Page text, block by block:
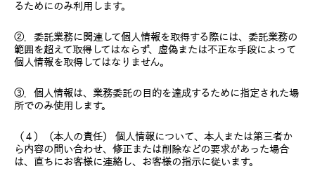
るためにのみ利用します。
②．委託業務に関連して個人情報を取得する際には、委託業務の
範囲を超えて取得してはならず、虚偽または不正な手段によって
個人情報を取得してはなりません。
③．個人情報は、業務委託の目的を達成するために指定された場
所でのみ使用します。
（４）（本人の責任） 個人情報について、本人または第三者か
ら内容の問い合わせ、修正または削除などの要求があった場合
は、直ちにお客様に連絡し、お客様の指示に従います。